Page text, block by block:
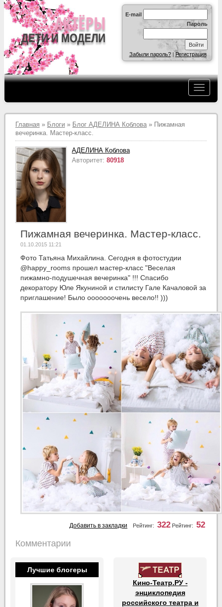
E-mail
Пароль
Забыли пароль?|Регистрация
Главная » Блоги » Блог АДЕЛИНА Коблова » Пижамная
вечеринка. Мастер-класс.
АДЕЛИНА Коблова
Авторитет: 80918
Пижамная вечеринка. Мастер-класс.
01.10.2015 11:21
Фото Татьяна Михайлина. Сегодня в фотостудии
@happy_rooms прошел мастер-класс "Веселая
пижамно-подушечная вечеринка" !!! Спасибо
декоратору Юле Якуниной и стилисту Гале Качаловой за
приглашение! Было ооооооочень весело!! )))
Рейтинг: 52
Рейтинг: 322
Добавить в закладки
Комментарии
Лучшие блогеры
Кино-Театр.РУ -
энциклопедия
российского театра и